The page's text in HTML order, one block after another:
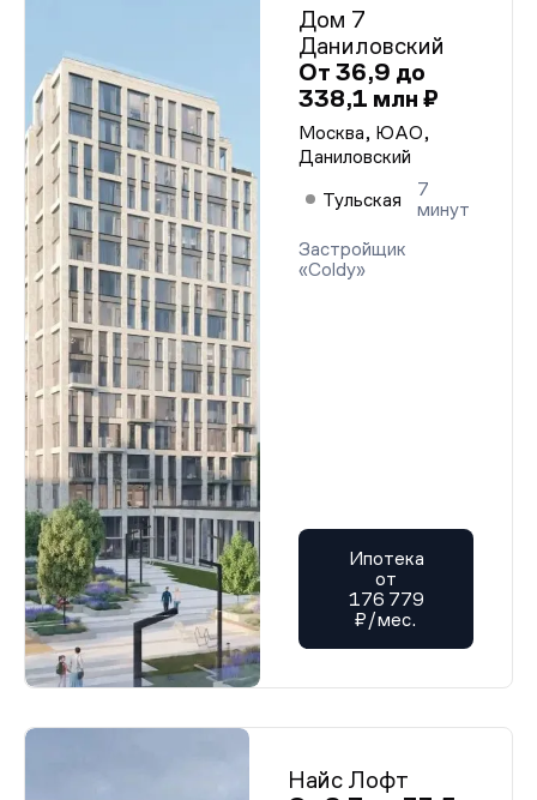
Дом 7
Даниловский
От 36,9 до
338,1 млн ₽
Москва, ЮАО,
Даниловский
Тульская
7
минут
Застройщик
«Coldy»
Ипотека
от
176 779
₽/мес.
Найс Лофт